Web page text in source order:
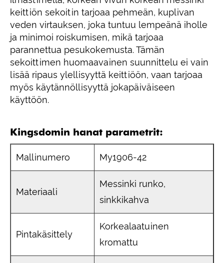
keittiön sekoitin tarjoaa pehmeän, kuplivan
veden virtauksen, joka tuntuu lempeänä iholle
ja minimoi roiskumisen, mikä tarjoaa
parannettua pesukokemusta. Tämän
sekoittimen huomaavainen suunnittelu ei vain
lisää ripaus ylellisyyttä keittiöön, vaan tarjoaa
myös käytännöllisyyttä jokapäiväiseen
käyttöön.
Kingsdomin hanat parametrit:
Mallinumero My1906-42
Materiaali
Messinki runko,
sinkkikahva
Pintakäsittely
Korkealaatuinen
kromattu